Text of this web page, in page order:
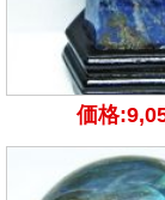
価格